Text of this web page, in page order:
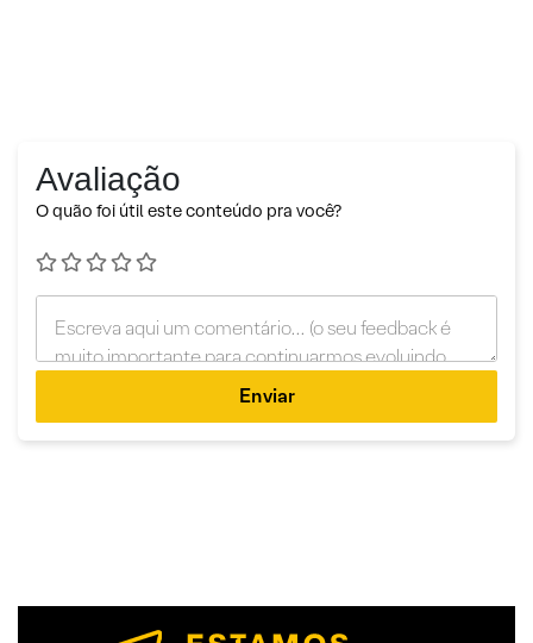
Avaliação
O quão foi útil este conteúdo pra você?
Enviar